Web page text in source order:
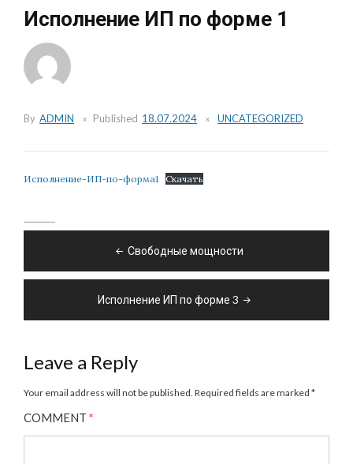
Исполнение ИП по форме 1
By ADMIN Published 18.07.2024 UNCATEGORIZED
Исполнение-ИП-по-форма1 Скачать
Свободные мощности
Исполнение ИП по форме 3
Leave a Reply
Your email address will not be published. Required fields are marked *
COMMENT *